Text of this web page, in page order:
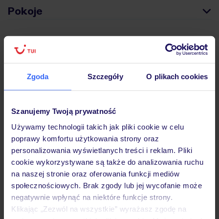
Zgoda Szczegóły O plikach cookies
Szanujemy Twoją prywatność
Używamy technologii takich jak pliki cookie w celu
poprawy komfortu użytkowania strony oraz
personalizowania wyświetlanych treści i reklam. Pliki
cookie wykorzystywane są także do analizowania ruchu
na naszej stronie oraz oferowania funkcji mediów
społecznościowych. Brak zgody lub jej wycofanie może
negatywnie wpłynąć na niektóre funkcje strony.
Klikając „Zezwól na wszystkie” wyrażasz zgodę na
Pokoje
Wyżywienie
Atrakcje
Ważne informacje
Często zadawane pytania
Jak zmienić uczestników/osobę zgłaszającą?
Czy w Hotelu będzie przedstawiciel TUI?
Na jakiej podstawie i gdzie otrzymam karty
pokładowe/bilety lotnicze?